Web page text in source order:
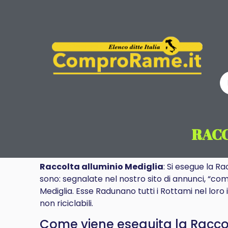
Raccolta alluminio Mediglia: Si esegue la
sono: segnalate nel nostro sito di annunci,
Mediglia. Esse Radunano tutti i Rottami nel
non riciclabili.
Come viene eseguita la